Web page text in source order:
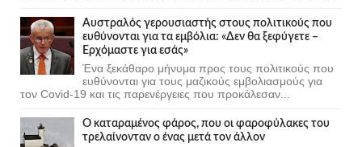
Αυστραλός γερουσιαστής στους πολιτικούς που
ευθύνονται για τα εμβόλια: «Δεν θα ξεφύγετε –
Ερχόμαστε για εσάς»
Ένα ξεκάθαρο μήνυμα προς τους πολιτικούς που
ευθύνονται για τους μαζικούς εμβολιασμούς για
τον Covid-19 και τις παρενέργειες που προκάλεσαν...
Ο καταραμένος φάρος, που οι φαροφύλακες του
τρελαίνονταν ο ένας μετά τον άλλον